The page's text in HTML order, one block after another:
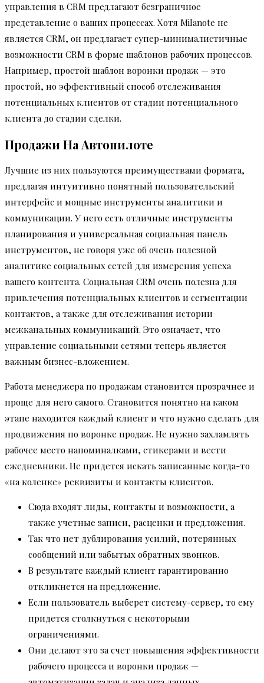
управления в CRM предлагают безграничное
представление о ваших процессах. Хотя Milanote не
является CRM, он предлагает супер-минималистичные
возможности CRM в форме шаблонов рабочих процессов.
Например, простой шаблон воронки продаж — это
простой, но эффективный способ отслеживания
потенциальных клиентов от стадии потенциального
клиента до стадии сделки.
Продажи На Автопилоте
Лучшие из них пользуются преимуществами формата,
предлагая интуитивно понятный пользовательский
интерфейс и мощные инструменты аналитики и
коммуникации. У него есть отличные инструменты
планирования и универсальная социальная панель
инструментов, не говоря уже об очень полезной
аналитике социальных сетей для измерения успеха
вашего контента. Социальная CRM очень полезна для
привлечения потенциальных клиентов и сегментации
контактов, а также для отслеживания истории
межканальных коммуникаций. Это означает, что
управление социальными сетями теперь является
важным бизнес-вложением.
Работа менеджера по продажам становится прозрачнее и
проще для него самого. Становится понятно на каком
этапе находится каждый клиент и что нужно сделать для
продвижения по воронке продаж. Не нужно захламлять
рабочее место напоминалками, стикерами и вести
ежедневники. Не придется искать записанные когда-то
«на коленке» реквизиты и контакты клиентов.
Сюда входят лиды, контакты и возможности, а
также учетные записи, расценки и предложения.
Так что нет дублирования усилий, потерянных
сообщений или забытых обратных звонков.
В результате каждый клиент гарантированно
откликнется на предложение.
Если пользователь выберет систему-сервер, то ему
придется столкнуться с некоторыми
ограничениями.
Они делают это за счет повышения эффективности
рабочего процесса и воронки продаж —